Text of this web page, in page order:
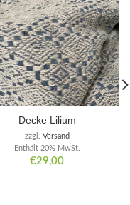
Decke Lilium
€29,00
Enthält 20% MwSt.
zzgl. Versand